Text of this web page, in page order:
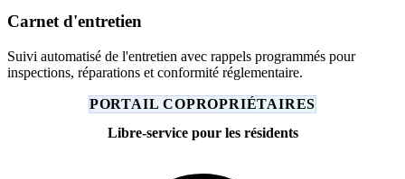
Carnet d'entretien
Suivi automatisé de l'entretien avec rappels programmés pour
inspections, réparations et conformité réglementaire.
PORTAIL COPROPRIÉTAIRES
Libre-service pour les résidents